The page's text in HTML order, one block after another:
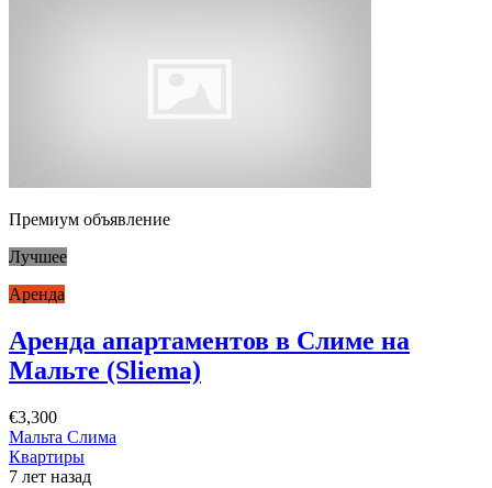
Премиум объявление
Лучшее
Аренда
Аренда апартаментов в Слиме на
Мальте (Sliema)
€3,300
Мальта Слима
Квартиры
7 лет назад